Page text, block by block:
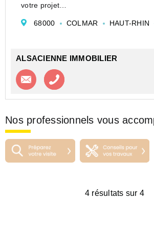
votre projet
diffusion massive, notre présence
68000 COLMAR HAUT-RHIN
ALSACIENNE IMMOBILIER
Contacter l'agence
Nos professionnels vous
4 résultats sur 4